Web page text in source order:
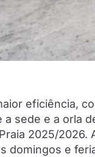
eficiência,
sede e a orla
2025/
domingos e